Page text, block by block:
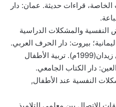
قراءات حديثة. عمان: دار
الأمراض النفسية والمشكلات الدراسية
بيروت: دار الحرف العربي.
– الشخص, عبدالعزيز؛ السرطاوي زيدان(1999م). تربية الأطفال
دار الكتاب الجامعي.
(1994م). المشكلات النفسية عند الأطفال,